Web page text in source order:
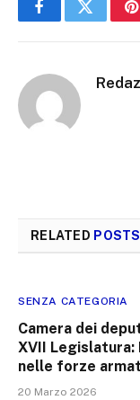
FacebookTwitter
RELATED POSTS
SENZA CATEGORIA
Camera dei
XVII
nelle forze
20 Marzo 2026